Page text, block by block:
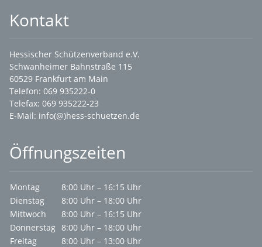
Kontakt
Hessischer Schützenverband e.V.
Schwanheimer Bahnstraße 115
60529 Frankfurt am Main
Telefon: 069 935222-0
Telefax: 069 935222-23
E-Mail: info(@)hess-schuetzen.de
Öffnungszeiten
Montag
8:00 Uhr – 16:15 Uhr
Dienstag
8:00 Uhr – 18:00 Uhr
Mittwoch
8:00 Uhr – 16:15 Uhr
Donnerstag 8:00 Uhr – 18:00 Uhr
Freitag
8:00 Uhr – 13:00 Uhr